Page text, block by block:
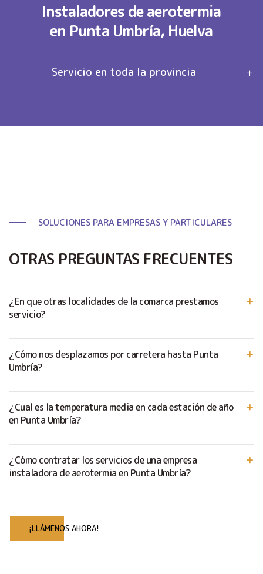
Instaladores de aerotermia
en Punta Umbría, Huelva
Servicio en toda la provincia
SOLUCIONES PARA EMPRESAS Y PARTICULARES
OTRAS PREGUNTAS FRECUENTES
¿En que otras localidades de la comarca prestamos
servicio?
¿Cómo nos desplazamos por carretera hasta Punta
Umbría?
¿Cual es la temperatura media en cada estación de año
en Punta Umbría?
¿Cómo contratar los servicios de una empresa
instaladora de aerotermia en Punta Umbría?
¡LLÁMENOS AHORA!